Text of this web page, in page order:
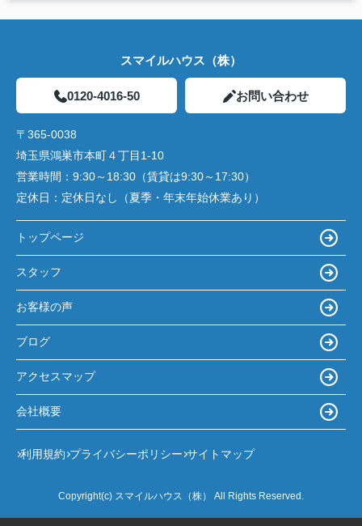
スマイルハウス（株）
0120-4016-50 お問い合わせ
〒365-0038
埼玉県鴻巣市本町４丁目1-10
営業時間： 9:30～18:30（賃貸は9:30～17:30）
定休日： 定休日なし（夏季・年末年始休業あり）
トップページ
スタッフ
お客様の声
ブログ
アクセスマップ
会社概要
利用規約 プライバシーポリシー サイトマップ
Copyright(c) スマイルハウス（株） All Rights Reserved.